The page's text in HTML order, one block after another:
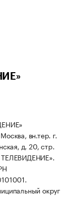
вн.тер. г.
д. 20, стр.
округ